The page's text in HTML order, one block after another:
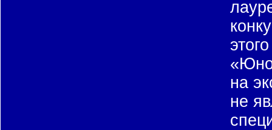
на
не